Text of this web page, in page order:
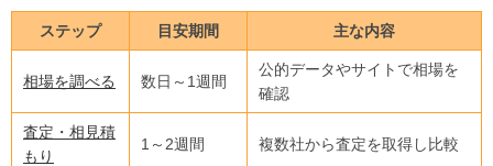
ステップ 目安期間 主な内容
相場を調べる 数日～1週間
公的データやサイトで相場を
確認
査定・相見積
もり
1～2週間 複数社から査定を取得し比較